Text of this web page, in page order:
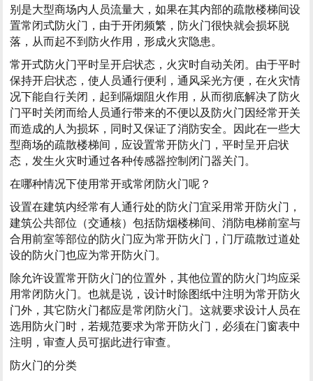
别是大型商场内人员流量大，如果在其内部的疏散楼梯间设
置常闭式防火门，由于开闭频繁，防火门很快就会损坏脱
落，从而起不到防火作用，形成火灾隐患。
常开式防火门平时呈开启状态，火灾时自动关闭。由于平时
保持开启状态，使人员通行便利，通风采光方便，在火灾情
况下能自行关闭，起到隔烟阻火作用，从而彻底解决了防火
门平时关闭而给人员通行带来的不便以及防火门因经常开关
而造成的人为损坏，同时又保证了消防安全。因此在一些大
型商场的疏散楼梯间，应设置常开防火门，平时呈开启状
态，发生火灾时通过各种传感器控制闭门器关门。
在哪种情况下使用常开或常闭防火门呢？
设置在建筑内经常有人通行处的防火门宜采用常开防火门，
建筑公共部位（交通核）包括防烟楼梯间、消防电梯前室与
合用前室等部位的防火门应为常开防火门，门厅疏散过道处
设的防火门也应为常开防火门。
除允许设置常开防火门的位置外，其他位置的防火门均应采
用常闭防火门。也就是说，设计时除图纸中注明为常开防火
门外，其它防火门都应是常闭防火门。这就要求设计人员在
选用防火门时，若规范要求为常开防火门，必须在门窗表中
注明，审查人员可据此进行审查。
防火门的分类